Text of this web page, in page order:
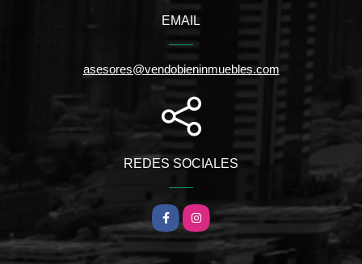
EMAIL
asesores@vendobieninmuebles.com
REDES SOCIALES
FacebookInstagram